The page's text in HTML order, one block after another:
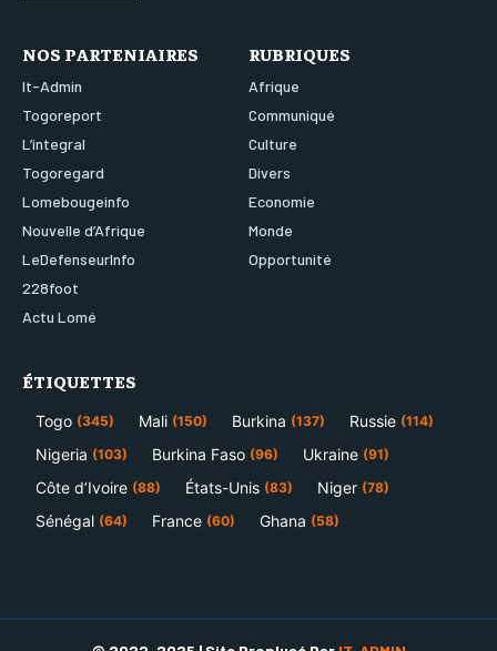
NOS PARTENIAIRES
It-Admin
Togoreport
L’integral
Togoregard
Lomebougeinfo
Nouvelle d’Afrique
LeDefenseurInfo
228foot
Actu Lomé
RUBRIQUES
Afrique
Communiqué
Culture
Divers
Economie
Monde
Opportunité
ÉTIQUETTES
Togo (345) Mali (150) Burkina (137) Russie (114)
Nigeria (103) Burkina Faso (96) Ukraine (91)
Côte d’Ivoire (88) États-Unis (83) Niger (78)
Sénégal (64) France (60) Ghana (58)